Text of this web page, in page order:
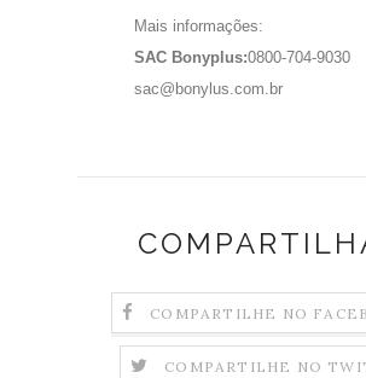
Mais informações:
SAC Bonyplus:0800-704-9030
sac@bonylus.com.br
COMPARTILHE NO
COMPARTILHE NO